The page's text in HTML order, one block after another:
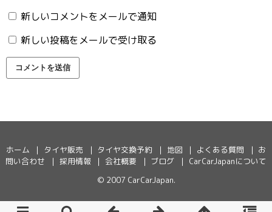
新しいコメントをメールで通知
新しい投稿をメールで受け取る
ホーム タイヤ販売 タイヤ交換予約 地図 よくある質問
お
問い合わせ
採用情報 会社概要 ブログ
CarCarJapanについて
© 2007 CarCarJapan.